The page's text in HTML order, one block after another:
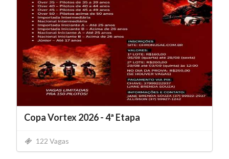
Copa Vortex 2026 - 4ª Etapa
122 Vagas